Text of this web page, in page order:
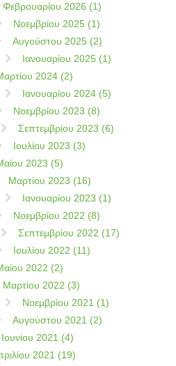
Φεβρουαρίου 2026 (1)
Νοεμβρίου 2025 (1)
Αυγούστου 2025 (2)
Ιανουαρίου 2025 (1)
2024 (2)
Ιανουαρίου 2024 (5)
Νοεμβρίου 2023 (8)
Σεπτεμβρίου 2023 (6)
Ιουλίου 2023 (3)
2023 (5)
Μαρτίου 2023 (16)
Ιανουαρίου 2023 (1)
Νοεμβρίου 2022 (8)
Σεπτεμβρίου 2022 (17)
Ιουλίου 2022 (11)
2022 (2)
Μαρτίου 2022 (3)
Νοεμβρίου 2021 (1)
Αυγούστου 2021 (2)
Ιουνίου 2021 (4)
2021 (19)